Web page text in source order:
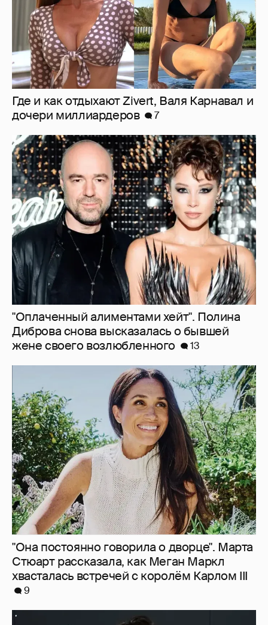
"Оплаченный алиментами хейт". Полина
Диброва снова высказалась о бывшей
жене своего возлюбленного
13
"Она постоянно говорила о дворце". Марта
Стюарт рассказала, как Меган Маркл
хвасталась встречей с королём Карлом III
9